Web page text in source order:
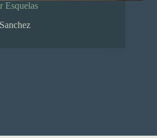
Esquelas